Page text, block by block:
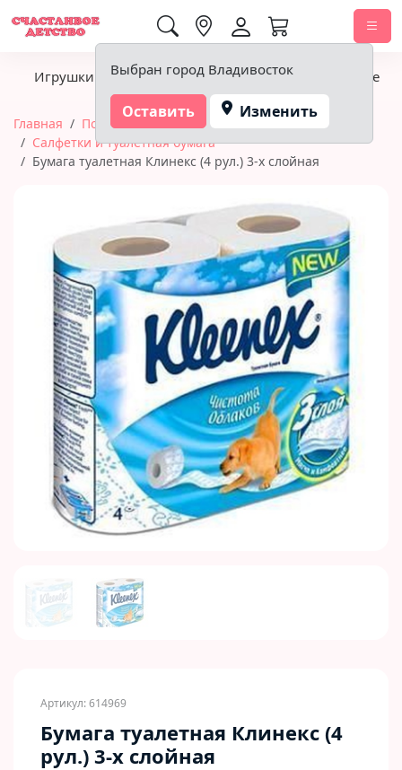
Выбран город Владивосток
Оставить Изменить
Игрушки Детское питание Подгузники, гигиена
Главная
Подгузники, гигиена
Салфетки и туалетная бумага
Бумага туалетная Клинекс (4 рул.) 3-х слойная
Previous
Артикул: 614969
Бумага туалетная Клинекс (4
рул.) 3-х слойная